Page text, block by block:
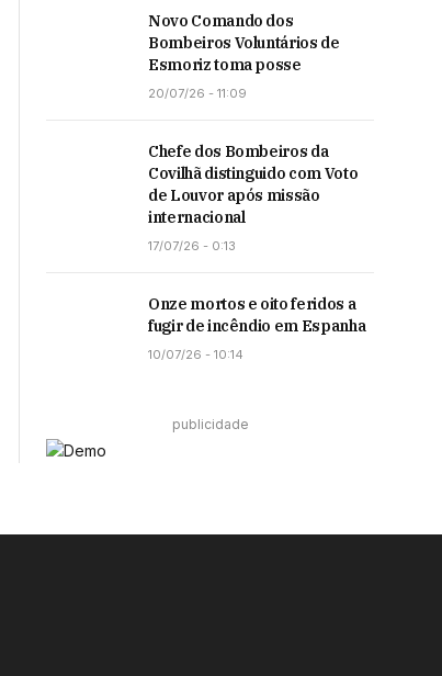
Novo Comando dos
Bombeiros Voluntários de
Esmoriz toma posse
20/07/26 - 11:09
Chefe dos Bombeiros da
Covilhã distinguido com Voto
de Louvor após missão
internacional
17/07/26 - 0:13
Onze mortos e oito feridos a
fugir de incêndio em Espanha
10/07/26 - 10:14
publicidade